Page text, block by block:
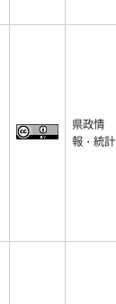
県政情
報・統計